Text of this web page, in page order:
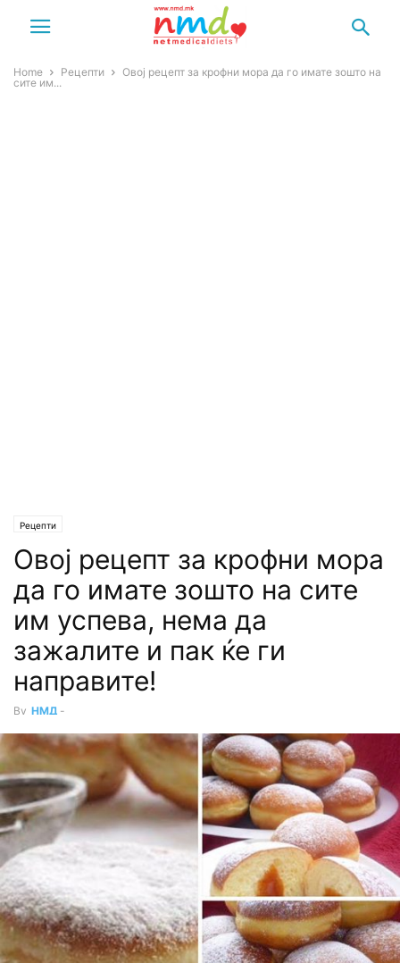
Home Рецепти
Овој рецепт за крофни мора да го имате зошто на
сите им...
Рецепти
Овој рецепт за крофни мора
да го имате зошто на сите
им успева, нема да
зажалите и пак ќе ги
направите!
By НМД -